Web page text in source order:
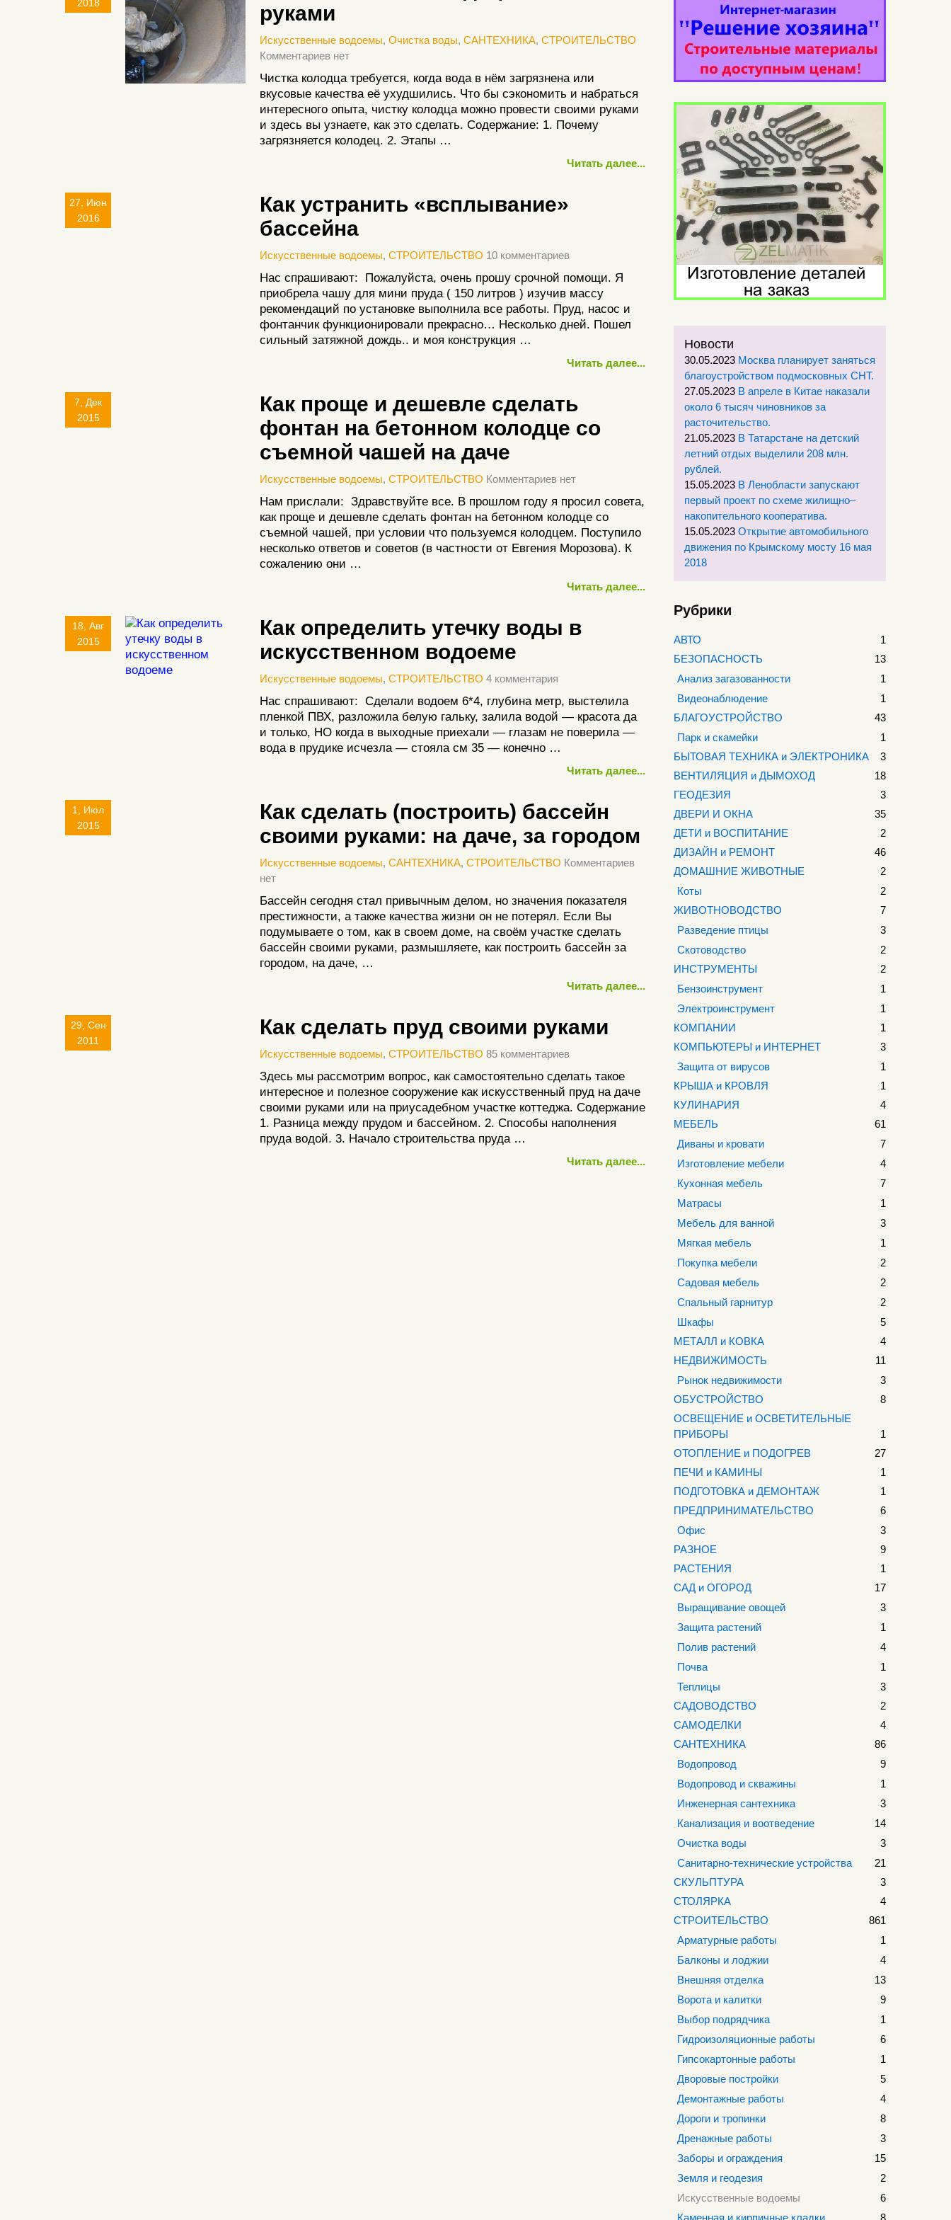
2018
руками
Искусственные водоемы, Очистка воды, САНТЕХНИКА, СТРОИТЕЛЬСТВО
Комментариев нет
Чистка колодца требуется, когда вода в нём загрязнена или
вкусовые качества её ухудшились. Что бы сэкономить и набраться
интересного опыта, чистку колодца можно провести своими руками
и здесь вы узнаете, как это сделать. Содержание: 1. Почему
загрязняется колодец. 2. Этапы …
Читать далее...
27, Июн
2016
Как устранить «всплывание»
бассейна
Искусственные водоемы, СТРОИТЕЛЬСТВО 10 комментариев
Нас спрашивают: Пожалуйста, очень прошу срочной помощи. Я
приобрела чашу для мини пруда ( 150 литров ) изучив массу
рекомендаций по установке выполнила все работы. Пруд, насос и
фонтанчик функционировали прекрасно… Несколько дней. Пошел
сильный затяжной дождь.. и моя конструкция …
Читать далее...
7, Дек
2015
Как проще и дешевле сделать
фонтан на бетонном колодце со
съемной чашей на даче
Искусственные водоемы, СТРОИТЕЛЬСТВО Комментариев нет
Нам прислали: Здравствуйте все. В прошлом году я просил совета,
как проще и дешевле сделать фонтан на бетонном колодце со
съемной чашей, при условии что пользуемся колодцем. Поступило
несколько ответов и советов (в частности от Евгения Морозова). К
сожалению они …
Читать далее...
18, Авг
2015
Как определить утечку воды в
искусственном водоеме
Искусственные водоемы, СТРОИТЕЛЬСТВО 4 комментария
Нас спрашивают: Сделали водоем 6*4, глубина метр, выстелила
пленкой ПВХ, разложила белую гальку, залила водой — красота да
и только, НО когда в выходные приехали — глазам не поверила —
вода в прудике исчезла — стояла см 35 — конечно …
Читать далее...
1, Июл
2015
Как сделать (построить) бассейн
своими руками: на даче, за городом
Искусственные водоемы, САНТЕХНИКА, СТРОИТЕЛЬСТВО Комментариев
нет
Бассейн сегодня стал привычным делом, но значения показателя
престижности, а также качества жизни он не потерял. Если Вы
подумываете о том, как в своем доме, на своём участке сделать
бассейн своими руками, размышляете, как построить бассейн за
городом, на даче, …
Читать далее...
29, Сен
2011
Как сделать пруд своими руками
Искусственные водоемы, СТРОИТЕЛЬСТВО 85 комментариев
Здесь мы рассмотрим вопрос, как самостоятельно сделать такое
интересное и полезное сооружение как искусственный пруд на даче
своими руками или на приусадебном участке коттеджа. Содержание
1. Разница между прудом и бассейном. 2. Способы наполнения
пруда водой. 3. Начало строительства пруда …
Читать далее...
Новости
30.05.2023 Москва планирует заняться
благоустройством подмосковных СНТ.
27.05.2023 В апреле в Китае наказали
около 6 тысяч чиновников за
расточительство.
21.05.2023 В Татарстане на детский
летний отдых выделили 208 млн.
рублей.
15.05.2023 В Ленобласти запускают
первый проект по схеме жилищно–
накопительного кооператива.
15.05.2023 Открытие автомобильного
движения по Крымскому мосту 16 мая
2018
Рубрики
АВТО
1
БЕЗОПАСНОСТЬ
13
Анализ загазованности
1
Видеонаблюдение
1
БЛАГОУСТРОЙСТВО
43
Парк и скамейки
1
БЫТОВАЯ ТЕХНИКА и ЭЛЕКТРОНИКА
3
ВЕНТИЛЯЦИЯ и ДЫМОХОД
18
ГЕОДЕЗИЯ
3
ДВЕРИ И ОКНА
35
ДЕТИ и ВОСПИТАНИЕ
2
ДИЗАЙН и РЕМОНТ
46
ДОМАШНИЕ ЖИВОТНЫЕ
2
Коты
2
ЖИВОТНОВОДСТВО
7
Разведение птицы
3
Скотоводство
2
ИНСТРУМЕНТЫ
2
Бензоинструмент
1
Электроинструмент
1
КОМПАНИИ
1
КОМПЬЮТЕРЫ и ИНТЕРНЕТ
3
Защита от вирусов
1
КРЫША и КРОВЛЯ
1
КУЛИНАРИЯ
4
МЕБЕЛЬ
61
Диваны и кровати
7
Изготовление мебели
4
Кухонная мебель
7
Матрасы
1
Мебель для ванной
3
Мягкая мебель
1
Покупка мебели
2
Садовая мебель
2
Спальный гарнитур
2
Шкафы
5
МЕТАЛЛ и КОВКА
4
НЕДВИЖИМОСТЬ
11
Рынок недвижимости
3
ОБУСТРОЙСТВО
8
ОСВЕЩЕНИЕ и ОСВЕТИТЕЛЬНЫЕ
ПРИБОРЫ
1
ОТОПЛЕНИЕ и ПОДОГРЕВ
27
ПЕЧИ и КАМИНЫ
1
ПОДГОТОВКА и ДЕМОНТАЖ
1
ПРЕДПРИНИМАТЕЛЬСТВО
6
Офис
3
РАЗНОЕ
9
РАСТЕНИЯ
1
САД и ОГОРОД
17
Выращивание овощей
3
Защита растений
1
Полив растений
4
Почва
1
Теплицы
3
САДОВОДСТВО
2
САМОДЕЛКИ
4
САНТЕХНИКА
86
Водопровод
9
Водопровод и скважины
1
Инженерная сантехника
3
Канализация и воотведение
14
Очистка воды
3
Санитарно-технические устройства
21
СКУЛЬПТУРА
3
СТОЛЯРКА
4
СТРОИТЕЛЬСТВО
861
Арматурные работы
1
Балконы и лоджии
4
Внешняя отделка
13
Ворота и калитки
9
Выбор подрядчика
1
Гидроизоляционные работы
6
Гипсокартонные работы
1
Дворовые постройки
5
Демонтажные работы
4
Дороги и тропинки
8
Дренажные работы
3
Заборы и ограждения
15
Земля и геодезия
2
Искусственные водоемы
6
Каменная и кирпичные кладки
8